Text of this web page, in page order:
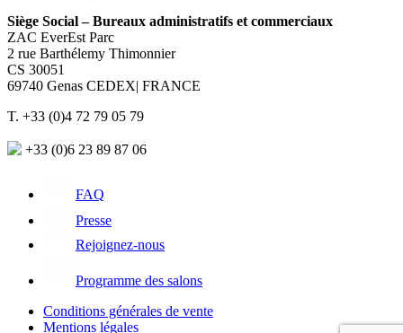
Siège Social – Bureaux administratifs et commerciaux
ZAC EverEst Parc
2 rue Barthélemy Thimonnier
CS 30051
69740 Genas CEDEX| FRANCE
T. +33 (0)4 72 79 05 79
+33 (0)6 23 89 87 06
FAQ
Presse
Rejoignez-nous
Programme des salons
Conditions générales de vente
Mentions légales